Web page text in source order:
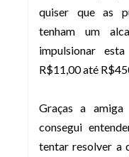
quiser que as
tenham um
impulsionar
R$11,00 até
Graças a amiga
consegui
tentar resolver a